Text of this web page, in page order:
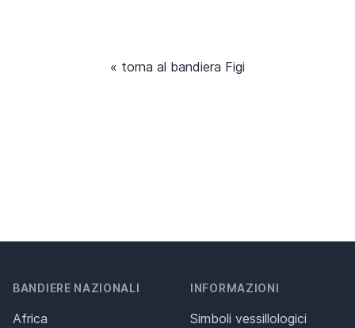
« torna al bandiera Figi
BANDIERE NAZIONALI
Africa
INFORMAZIONI
Simboli vessillologici